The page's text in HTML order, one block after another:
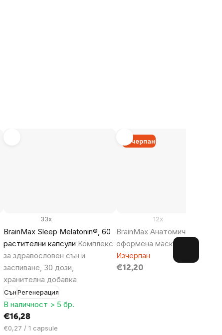
BrainMax Sleep Melatonin®, 60
растителни капсули Комплекс
за здравословен сън и
заспиване, 30 дози,
хранителна добавка
СънРегенерация
33x
В наличност > 5 бр.
€16,28
Цена
€0,27 / 1 capsule
Изчерпан
BrainMax Анатомично
оформена маска за сън
12x
Изчерпан
€12,20